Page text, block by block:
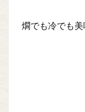
燗でも冷でも